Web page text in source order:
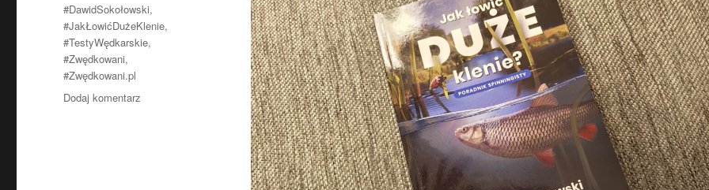
Tagi
#DawidSokołowski,
#JakŁowićDużeKlenie,
#TestyWędkarskie,
#Zwędkowani,
#Zwędkowani.pl
Dodaj komentarz